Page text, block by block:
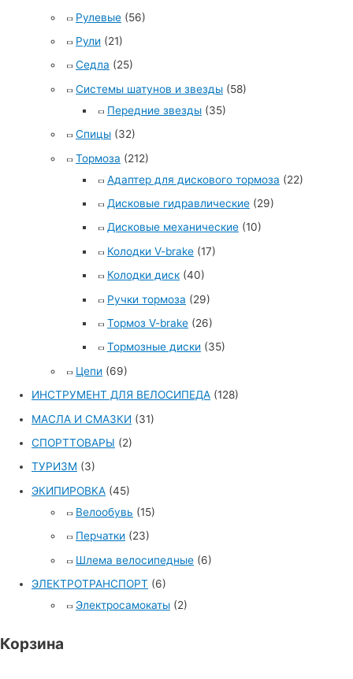
Рулевые (56)
Рули (21)
Седла (25)
Системы шатунов и звезды (58)
Передние звезды (35)
Спицы (32)
Тормоза (212)
Адаптер для дискового тормоза (22)
Дисковые гидравлические (29)
Дисковые механические (10)
Колодки V-brake (17)
Колодки диск (40)
Ручки тормоза (29)
Тормоз V-brake (26)
Тормозные диски (35)
Цепи (69)
ИНСТРУМЕНТ ДЛЯ ВЕЛОСИПЕДА (128)
МАСЛА И СМАЗКИ (31)
СПОРТТОВАРЫ (2)
ТУРИЗМ (3)
ЭКИПИРОВКА (45)
Велообувь (15)
Перчатки (23)
Шлема велосипедные (6)
ЭЛЕКТРОТРАНСПОРТ (6)
Электросамокаты (2)
Корзина